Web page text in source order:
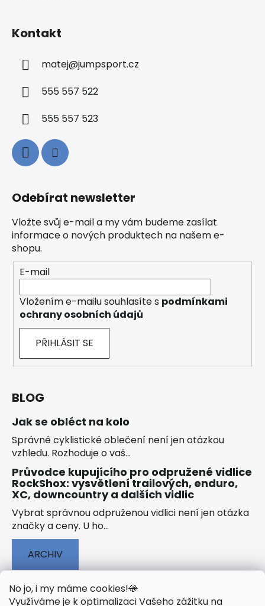
No jo, i my máme cookies!🍪
Využíváme je k optimalizaci Vašeho zážitku na
Kontakt
matej@jumpsport.cz
555 557 522
555 557 523
Odebírat newsletter
Vložte svůj e-mail a my vám budeme zasílat
informace o nových produktech na našem e-
shopu.
E-mail
Vložením e-mailu souhlasíte s podmínkami
ochrany osobních údajů
PŘIHLÁSIT SE
BLOG
Jak se obléct na kolo
Správné cyklistické oblečení není jen otázkou
vzhledu. Rozhoduje o vaš...
Průvodce kupujícího pro odpružené vidlice
RockShox: vysvětlení trailových, enduro,
XC, downcountry a dalších vidlic
Vybrat správnou odpruženou vidlici není jen otázka
značky a ceny. U ho...
ARCHIV